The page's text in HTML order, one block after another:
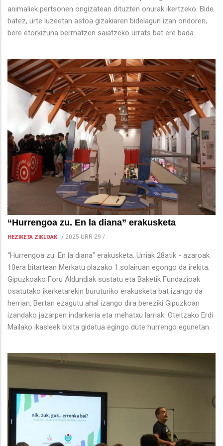
animaliek pertsonen ongizatean dituzten onurak ikertzeko. Bide
batez, urte luzeetan astoa gizakiaren bidelagun izan ondoren,
bere etorkizuna bermatzen saiatzeko urrats bat ere bada.
“Hurrengoa zu. En la diana” erakusketa
HEZIKETA ZIKLOAK / 2025 URR 29 /
“Hurrengoa zu. En la diana” erakusketa. Urriak 28atik - azaroak
10era bitartean Merkatu plazako 1.solairuan egongo da irekita.
Gipuzkoako Foru Aldundiak sustatu eta Baketik Fundazioak
osatutako ikerketarekin buruturiko erakusketa bat izango da
herrian. Bertan ezagutu ahal izango dira bereziki Gipuzkoan
izandako jazarpen indarkeria eta mehatxu larriak. Oteitzako Erdi
Mailako ikasleek bixita gidatua egingo dute hurrengo egunetan.